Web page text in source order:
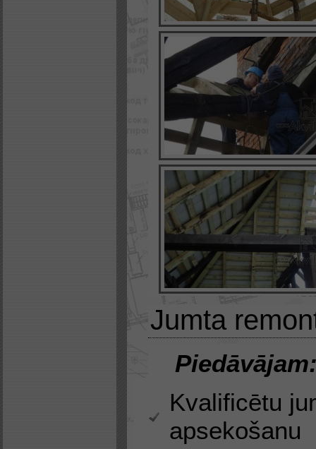
Jumta
Kvalificētu
apsekošanu